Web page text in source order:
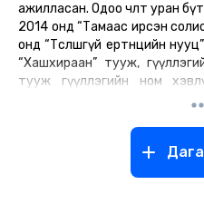
ажилласан. Одоо чөлөөт уран
2014 онд “Тамаас ирсэн
онд “Төсөөлшгүй ертөнцийн
“Хашхираан” тууж,
тууж өгүүллэгийн ном
“Үйлийн үрийн дэн буудал”,
Монголын Зохиолчдын